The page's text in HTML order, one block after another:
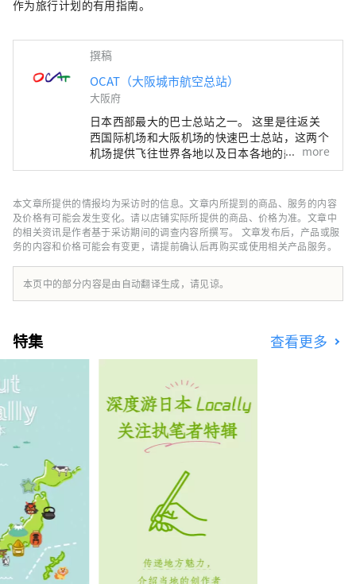
作为旅行计划的有用指南。
撰稿
OCAT（大阪城市航空总站）
大阪府
日本西部最大的巴士总站之一。 这里是往返关
西国际机场和大阪机场的快速巴士总站，这两个
机场提供飞往世界各地以及日本各地的航班。
OCAT 拥有直达机场的巴士总站，因此您可以品
以满足日常购物需求，不仅人们在等公交车时会
来这里，当地居民也每天都会来这里购物。 位
于OCAT地下一层的“蓬特广场”以一个巨大的
球体为特色，在阳光下熠熠生辉。这片露天空间
视野开阔，蓝天白云尽收眼底，是各个年龄段人
们休闲放松的理想场所。
more
本文章所提供的情报均为采访时的信息。文章内所提到的商品、服务的内容
及价格有可能会发生变化。请以店铺实际所提供的商品、价格为准。文章中
的相关资讯是作者基于采访期间的调查内容所撰写。 文章发布后，产品或服
务的内容和价格可能会有变更，请提前确认后再购买或使用相关产品服务。
本页中的部分内容是由自动翻译生成，请见谅。
特集 查看更多